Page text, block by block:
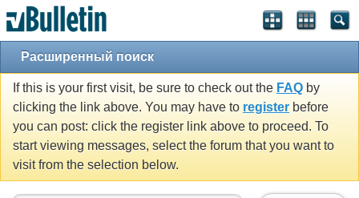
Расширенный поиск
If this is your first visit, be sure to check out the FAQ by
clicking the link above. You may have to register before
you can post: click the register link above to proceed. To
start viewing messages, select the forum that you want to
visit from the selection below.